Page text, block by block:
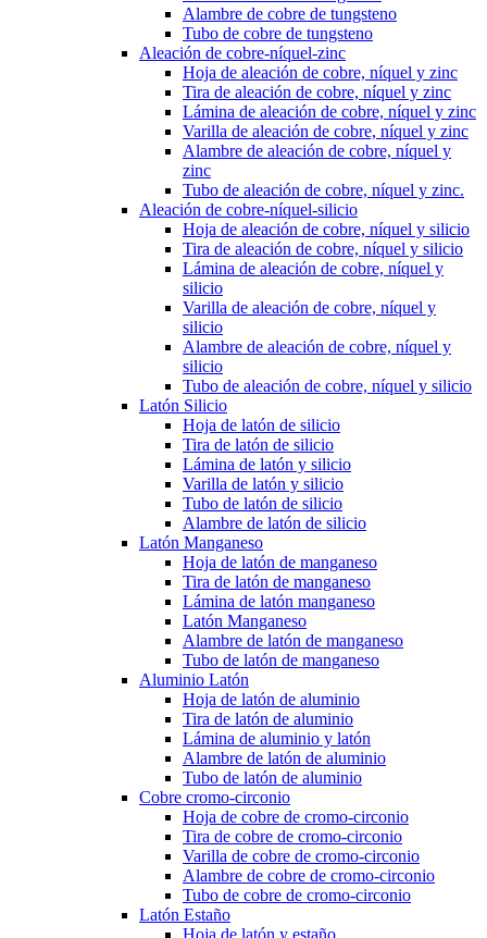
Alambre de cobre de tungsteno
Tubo de cobre de tungsteno
Aleación de cobre-níquel-zinc
Hoja de aleación de cobre, níquel y zinc
Tira de aleación de cobre, níquel y zinc
Lámina de aleación de cobre, níquel y zinc
Varilla de aleación de cobre, níquel y zinc
Alambre de aleación de cobre, níquel y
zinc
Tubo de aleación de cobre, níquel y zinc.
Aleación de cobre-níquel-silicio
Hoja de aleación de cobre, níquel y silicio
Tira de aleación de cobre, níquel y silicio
Lámina de aleación de cobre, níquel y
silicio
Varilla de aleación de cobre, níquel y
silicio
Alambre de aleación de cobre, níquel y
silicio
Tubo de aleación de cobre, níquel y silicio
Latón Silicio
Hoja de latón de silicio
Tira de latón de silicio
Lámina de latón y silicio
Varilla de latón y silicio
Tubo de latón de silicio
Alambre de latón de silicio
Latón Manganeso
Hoja de latón de manganeso
Tira de latón de manganeso
Lámina de latón manganeso
Latón Manganeso
Alambre de latón de manganeso
Tubo de latón de manganeso
Aluminio Latón
Hoja de latón de aluminio
Tira de latón de aluminio
Lámina de aluminio y latón
Alambre de latón de aluminio
Tubo de latón de aluminio
Cobre cromo-circonio
Hoja de cobre de cromo-circonio
Tira de cobre de cromo-circonio
Varilla de cobre de cromo-circonio
Alambre de cobre de cromo-circonio
Tubo de cobre de cromo-circonio
Latón Estaño
Hoja de latón y estaño